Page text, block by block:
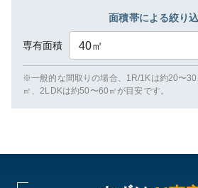
面積帯による絞り
専有面積 40㎡
※一般的な間取りの場合、1R/1Kは約20〜
㎡、2LDKは約50〜60㎡が目安です。